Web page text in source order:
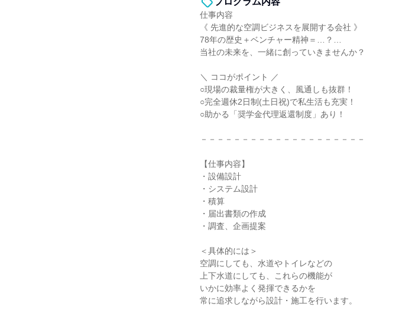
仕事内容
《 先進的な空調ビジネスを展開する会社 》
78年の歴史＋ベンチャー精神＝…？…
当社の未来を、一緒に創っていきませんか？
＼ ココがポイント ／
○現場の裁量権が大きく、風通しも抜群！
○完全週休2日制(土日祝)で私生活も充実！
○助かる「奨学金代理返還制度」あり！
－－－－－－－－－－－－－－－－－－－－
【仕事内容】
・設備設計
・システム設計
・積算
・届出書類の作成
・調査、企画提案
＜具体的には＞
空調にしても、水道やトイレなどの
上下水道にしても、これらの機能が
いかに効率よく発揮できるかを
常に追求しながら設計・施工を行います。